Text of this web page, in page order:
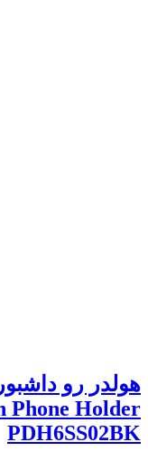
Phone Holder
PDH6SS02BK